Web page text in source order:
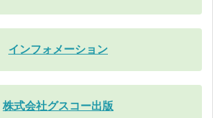
インフォメーション
株式会社グスコー出版